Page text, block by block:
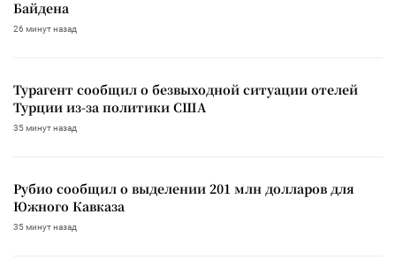
Байдена
26 минут назад
Турагент сообщил о безвыходной ситуации отелей
Турции из-за политики США
35 минут назад
Рубио сообщил о выделении 201 млн долларов для
Южного Кавказа
35 минут назад